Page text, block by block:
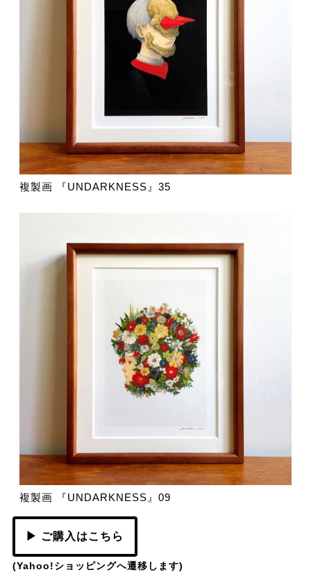
複製画 『UNDARKNESS』35
複製画 『UNDARKNESS』09
▶ ご購入はこちら
(Yahoo!ショッピングへ遷移します)